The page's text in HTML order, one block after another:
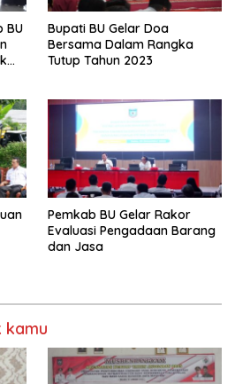
BU
Bupati BU Gelar Doa
Bersama Dalam Rangka
Tutup Tahun 2023
Pemkab BU Gelar Rakor
Evaluasi Pengadaan Barang
dan Jasa
kamu